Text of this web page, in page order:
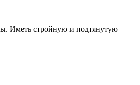
Иметь стройную и подтянутую